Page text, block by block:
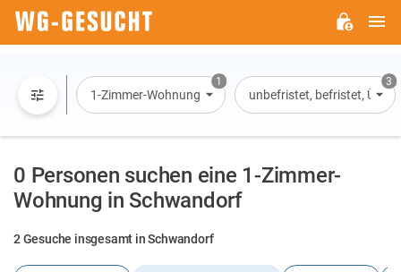
1
1-Zimmer-Wohnung
3
unbefristet, befristet,
0 Personen suchen eine 1-Zimmer-
Wohnung in Schwandorf
2 Gesuche insgesamt in Schwandorf